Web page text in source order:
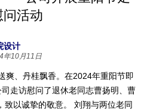
问活动
设计
年10月11日
爽、丹桂飘香。在2024年重阳节即
走访慰问了退休老同志曹扬明、曹
致以诚挚的敬意。 刘翔与两位老同